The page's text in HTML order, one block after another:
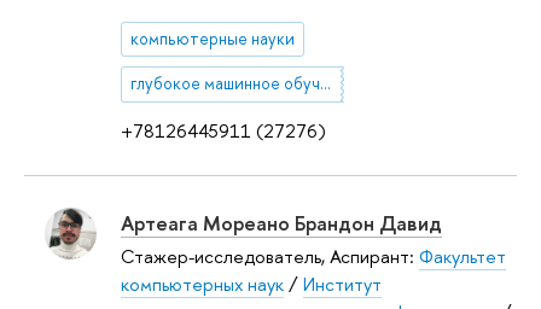
+78126445911 (27276)
компьютерные науки
глубокое машинное обучение
Артеага Мореано Брандон Давид
Стажер-исследователь, Аспирант: Факультет
компьютерных наук/Институт